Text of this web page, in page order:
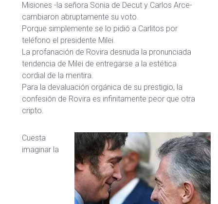
Misiones -la señora Sonia de Decut y Carlos Arce-
cambiaron abruptamente su voto.
Porque simplemente se lo pidió a Carlitos por
teléfono el presidente Milei.
La profanación de Rovira desnuda la pronunciada
tendencia de Milei de entregarse a la estética
cordial de la mentira.
Para la devaluación orgánica de su prestigio, la
confesión de Rovira es infinitamente peor que otra
cripto.
Cuesta
imaginar la